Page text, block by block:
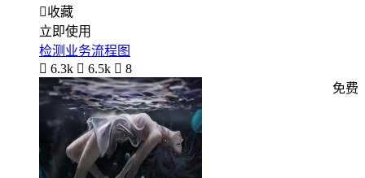
收藏
立即使用
检测业务流程图
 6.3k  6.5k  8
免费